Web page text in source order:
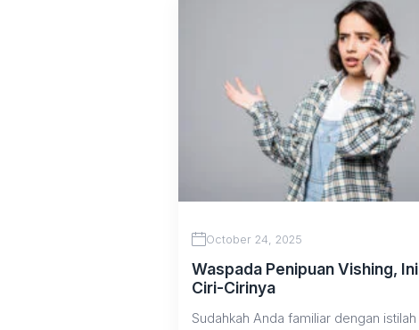
October 24, 2025
Waspada Penipuan Vishing, Ini
Ciri-Cirinya
Sudahkah Anda familiar dengan istilah